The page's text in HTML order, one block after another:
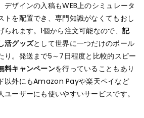
デザインの入稿もWEB上のシミュレータ
トを配置でき、専門知識がなくてもおし
れます。1個から注文可能なので、 記
活グッズとして世界に一つだけのボール
り。発送まで5～7日程度と比較的スピー
料キャンペーンを行っていることもあり
以外にもAmazon Payや楽天ペイなど
ーザーにも使いやすいサービスです。